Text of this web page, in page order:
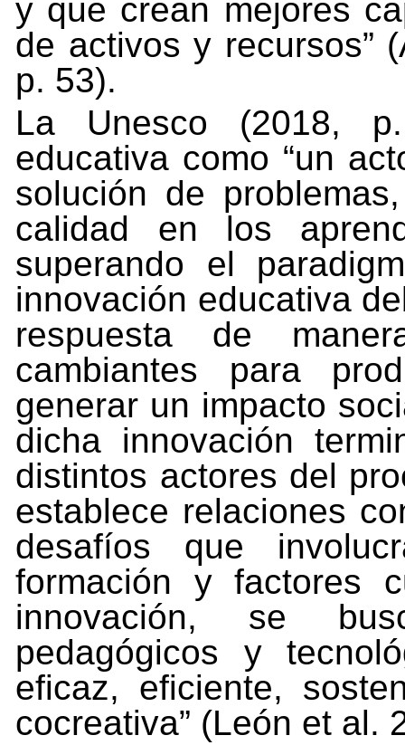
y que crean mejores
de activos y recursos”
p. 53).
La Unesco (2018,
educativa como “un
solución de
calidad en los
superando el
innovación educativa
respuesta
de
cambiantes
para
generar un impacto
dicha innovación
distintos actores del
establece relaciones
desafíos que
formación y factores
innovación, se
pedagógicos y
eficaz, eficiente,
cocreativa” (León et al.